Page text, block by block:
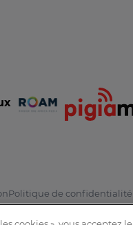
Politique de confidentialité